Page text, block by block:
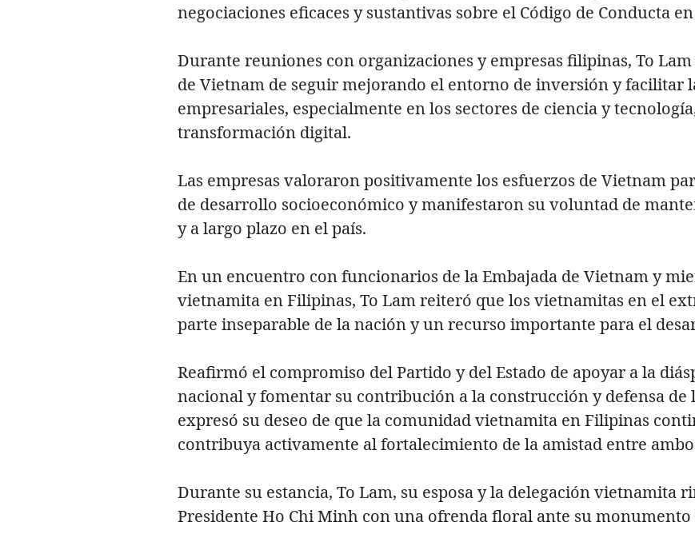
negociaciones eficaces y sustantivas sobre el Código de Conducta
Durante reuniones con organizaciones y empresas filipinas, To
de Vietnam de seguir mejorando el entorno de inversión y facilitar
empresariales, especialmente en los sectores de ciencia y
transformación digital.
Las empresas valoraron positivamente los esfuerzos de Vietnam
de desarrollo socioeconómico y manifestaron su voluntad de
y a largo plazo en el país.
En un encuentro con funcionarios de la Embajada de Vietnam y
vietnamita en Filipinas, To Lam reiteró que los vietnamitas en el
parte inseparable de la nación y un recurso importante para el
Reafirmó el compromiso del Partido y del Estado de apoyar a la
nacional y fomentar su contribución a la construcción y defensa de
expresó su deseo de que la comunidad vietnamita en Filipinas
contribuya activamente al fortalecimiento de la amistad entre
Durante su estancia, To Lam, su esposa y la delegación vietnamita
Presidente Ho Chi Minh con una ofrenda floral ante su monumento